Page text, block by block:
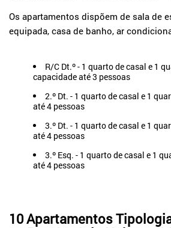
Os apartamentos dispõem de sala de
equipada, casa de banho, ar
R/C Dt.º - 1 quarto de casal e 1
capacidade até 3 pessoas
2.º Dt. - 1 quarto de casal e 1
até 4 pessoas
3.º Dt. - 1 quarto de casal e 1
até 4 pessoas
3.º Esq. - 1 quarto de casal e 1
até 4 pessoas
10 Apartamentos